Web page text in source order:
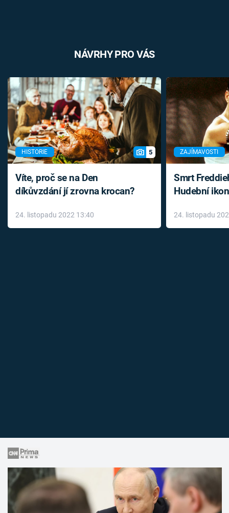
NÁVRHY PRO VÁS
HISTORIE 5
Víte, proč se na Den
díkůvzdání jí zrovna krocan?
24. listopadu 2022 13:40
ZAJÍMAVOSTI
Smrt
Hudební
léky
24. listopadu